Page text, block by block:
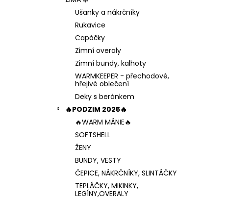
Ušanky a nákrčníky
Rukavice
Capáčky
Zimní overaly
Zimní bundy, kalhoty
WARMKEEPER - přechodové,
hřejivé oblečení
Deky s beránkem
🔥PODZIM 2025🔥
🔥WARM MÁNIE🔥
SOFTSHELL
ŽENY
BUNDY, VESTY
ČEPICE, NÁKRČNÍKY, SLINTÁČKY
TEPLÁČKY, MIKINKY,
LEGÍNY,OVERALY
1 199 Kč